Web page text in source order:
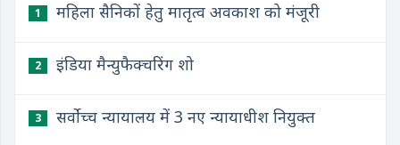
1 महिला सैनिकों हेतु मातृत्व अवकाश को मंजूरी
2 इंडिया मैन्युफैक्चरिंग शो
3 सर्वोच्च न्यायालय में 3 नए न्यायाधीश नियुक्त